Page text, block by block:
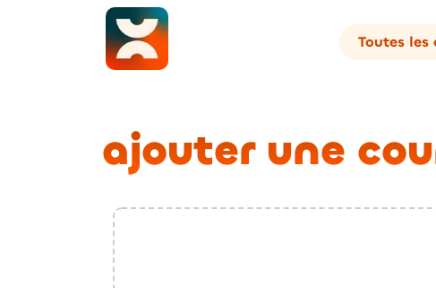
Toutes les
ajouter une